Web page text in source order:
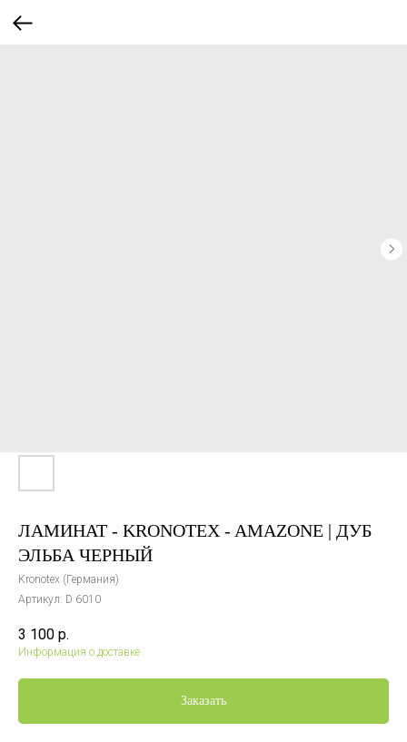
ЛАМИНАТ - KRONOTEX - AMAZONE | ДУБ
ЭЛЬБА ЧЕРНЫЙ
Kronotex (Германия)
Артикул: D 6010
3 100 р.
Информация о доставке
Заказать